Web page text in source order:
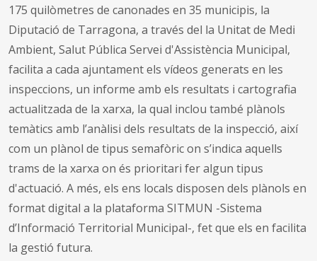
175 quilòmetres de canonades en 35 municipis, la
Diputació de Tarragona, a través del la Unitat de Medi
Ambient, Salut Pública Servei d'Assistència Municipal,
facilita a cada ajuntament els vídeos generats en les
inspeccions, un informe amb els resultats i cartografia
actualitzada de la xarxa, la qual inclou també plànols
temàtics amb l’anàlisi dels resultats de la inspecció, així
com un plànol de tipus semafòric on s’indica aquells
trams de la xarxa on és prioritari fer algun tipus
d'actuació. A més, els ens locals disposen dels plànols en
format digital a la plataforma SITMUN -Sistema
d’Informació Territorial Municipal-, fet que els en facilita
la gestió futura.